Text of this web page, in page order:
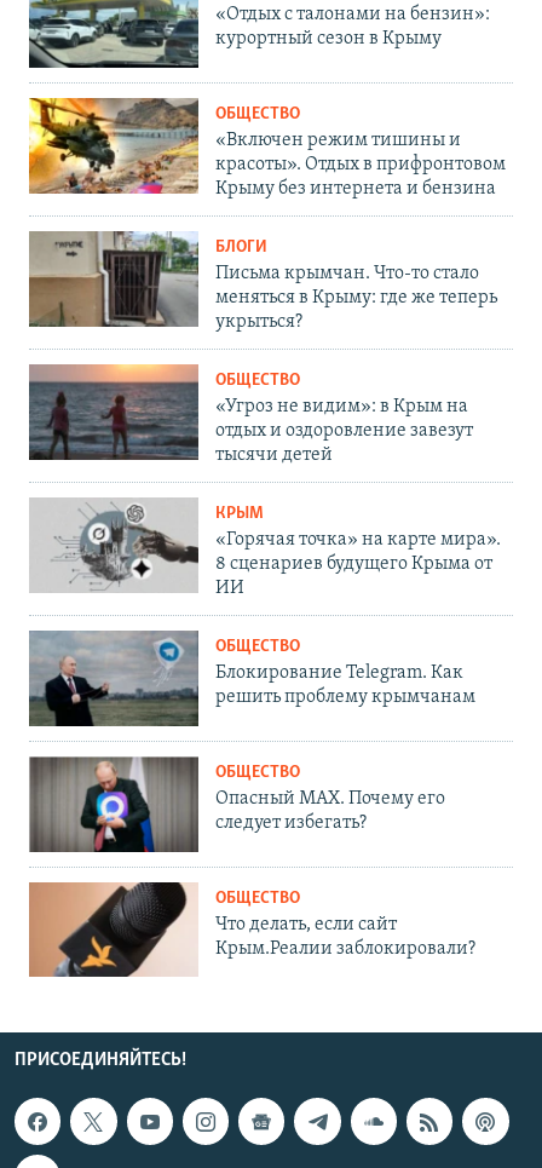
«Отдых с талонами на бензин»:
курортный сезон в Крыму
ОБЩЕСТВО
«Включен режим тишины и
красоты». Отдых в прифронтовом
Крыму без интернета и бензина
БЛОГИ
Письма крымчан. Что-то стало
меняться в Крыму: где же теперь
укрыться?
ОБЩЕСТВО
«Угроз не видим»: в Крым на
отдых и оздоровление завезут
тысячи детей
КРЫМ
«Горячая точка» на карте мира».
8 сценариев будущего Крыма от
ИИ
ОБЩЕСТВО
Блокирование Telegram. Как
решить проблему крымчанам
ОБЩЕСТВО
Опасный MAX. Почему его
следует избегать?
ОБЩЕСТВО
Что делать, если сайт
Крым.Реалии заблокировали?
ПРИСОЕДИНЯЙТЕСЬ!